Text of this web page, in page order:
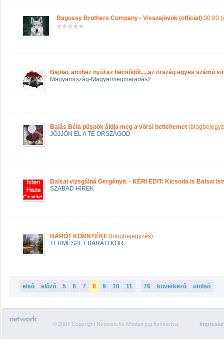
Bagossy Brothers Company - Visszajövök (official) 00:00
Bajnai, amihez nyúl az becsődől.....az ország egyes számú
Magyarország-Magyarmegmaradás2
Balás Béla püspök áldja meg a vörsi betlehemet
JÖJJÖN EL A TE ORSZÁGOD
Balsai vizsgálná Gergényit. - KÉRI EDIT: Kicsoda is Balsai
SZABAD HÍREK
BARÓT KÖRNYÉKE (blogbejegyzés)
TERMÉSZET BARÁTI KÖR
első előző 5 6 7 8 9 10 11 ... 76 következő utolsó
© 2007 Copyright Network.hu Minden jog fenntartva.